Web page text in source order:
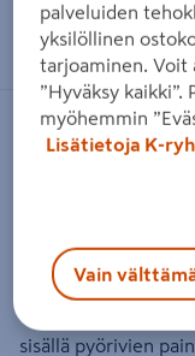
Zoomaa
KÄRCHER
Kätevä
terassien ja muiden
sisällä pyörivien
palveluiden
yksilöllinen
tarjoaminen. Voit
”Hyväksy
myöhemmin
Lisätietoja K-
Vain